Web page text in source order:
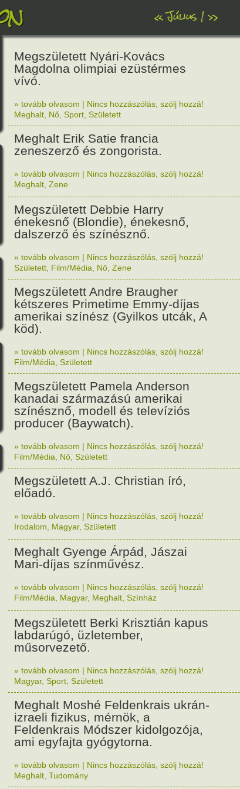
«Július 1»
Megszületett Nyári-Kovács
Magdolna olimpiai ezüstérmes
vívó.
» tovább olvasom | Nincs hozzászólás, szólj hozzá!
Meghalt Nő Sport Született
Meghalt Erik Satie francia
zeneszerző és zongorista.
» tovább olvasom | Nincs hozzászólás, szólj hozzá!
Meghalt Zene
Megszületett Debbie Harry
énekesnő (Blondie), énekesnő,
dalszerző és színésznő.
» tovább olvasom | Nincs hozzászólás, szólj hozzá!
Született Film/Média Nő Zene
Megszületett Andre Braugher
kétszeres Primetime Emmy-díjas
amerikai színész (Gyilkos utcák, A
köd).
» tovább olvasom | Nincs hozzászólás, szólj hozzá!
Film/Média Született
Megszületett Pamela Anderson
kanadai származású amerikai
színésznő, modell és televíziós
producer (Baywatch).
» tovább olvasom | Nincs hozzászólás, szólj hozzá!
Film/Média
Nő Született
Megszületett A.J. Christian író,
előadó.
» tovább olvasom | Nincs hozzászólás, szólj hozzá!
Irodalom
Magyar, Született
Meghalt Gyenge Árpád, Jászai
Mari-díjas színművész.
» tovább olvasom | Nincs hozzászólás, szólj hozzá!
Film/Média
Magyar, Meghalt Színház
Megszületett Berki Krisztián kapus
labdarúgó, üzletember,
műsorvezető.
» tovább olvasom | Nincs hozzászólás, szólj hozzá!
Magyar, Sport Született
Meghalt Moshé Feldenkrais ukrán-
izraeli fizikus, mérnök, a
Feldenkrais Módszer kidolgozója,
ami egyfajta gyógytorna.
» tovább olvasom | Nincs hozzászólás, szólj hozzá!
Meghalt Tudomány